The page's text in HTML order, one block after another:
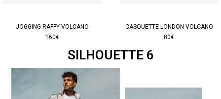
JOGGING RAFFY VOLCANO
160€
CASQUETTE LONDON VOLCANO
80€
SILHOUETTE 6